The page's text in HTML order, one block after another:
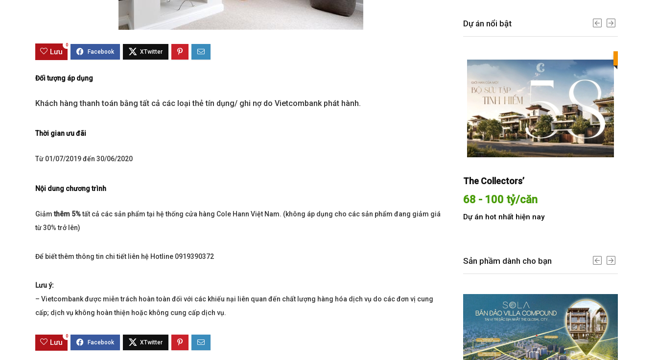
Lưu
0
Đối tượng áp dụng
Khách hàng thanh toán bằng tất cả các loại thẻ tín dụng/ ghi nợ do Vietcombank phát hành.
Thời gian ưu đãi
Từ 01/07/2019 đến 30/06/2020
Nội dung chương trình
Giảmthêm 5%tất cả các sản phẩm tại hệ thống cửa hàng Cole Hann Việt Nam. (không áp dụng cho các sản phẩm đang giảm giá
từ 30% trở lên)
Để biết thêm thông tin chi tiết liên hệ Hotline 0919390372
Lưu ý:
– Vietcombank được miễn trách hoàn toàn đối với các khiếu nại liên quan đến chất lượng hàng hóa dịch vụ do các đơn vị cung
cấp; dịch vụ không hoàn thiện hoặc không cung cấp dịch vụ.
Lưu
0
Dự án nổi bật
án hot nhất hiện nay Dự án hot nhất hiện nay Dự án hot nhất hiện nay
The Collectors’
68 - 100 tỷ/căn
Dự án hot nhất hiện nay
Sản phầm dành cho bạn